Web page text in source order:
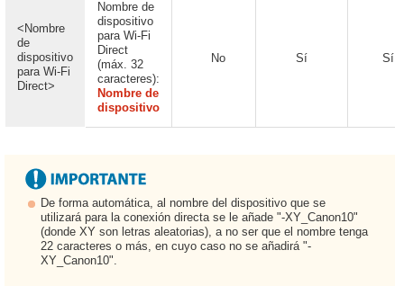
<Nombre
de
dispositivo
para Wi-Fi
Direct>
Nombre de
dispositivo
para Wi-Fi
Direct
(máx. 32
caracteres):
Nombre de
dispositivo
No Sí Sí
De forma automática, al nombre del dispositivo que se
utilizará para la conexión directa se le añade "-XY_Canon10"
(donde XY son letras aleatorias), a no ser que el nombre tenga
22 caracteres o más, en cuyo caso no se añadirá "-
XY_Canon10".